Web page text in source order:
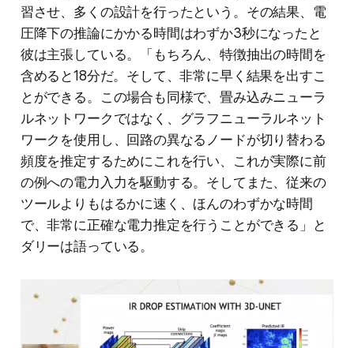
習させ、多くの設計を行ったという。その結果、電
圧降下の推論にかかる時間はわずか3秒になったと
彼は主張している。「もちろん、特徴抽出の時間を
含めると18分だ。そして、非常に早く結果を出すこ
とができる。この場合も同様で、畳み込みニューラ
ルネットワークではなく、グラフニューラルネット
ワークを使用し、回路の異なるノードが切り替わる
頻度を推定するためにこれを行い、これが実際に前
の例への電力入力を駆動する。そしてまた、従来の
ツールよりもはるかに速く、ほんのわずかな時間
で、非常に正確な電力推定を行うことができる」と
ダリーは語っている。